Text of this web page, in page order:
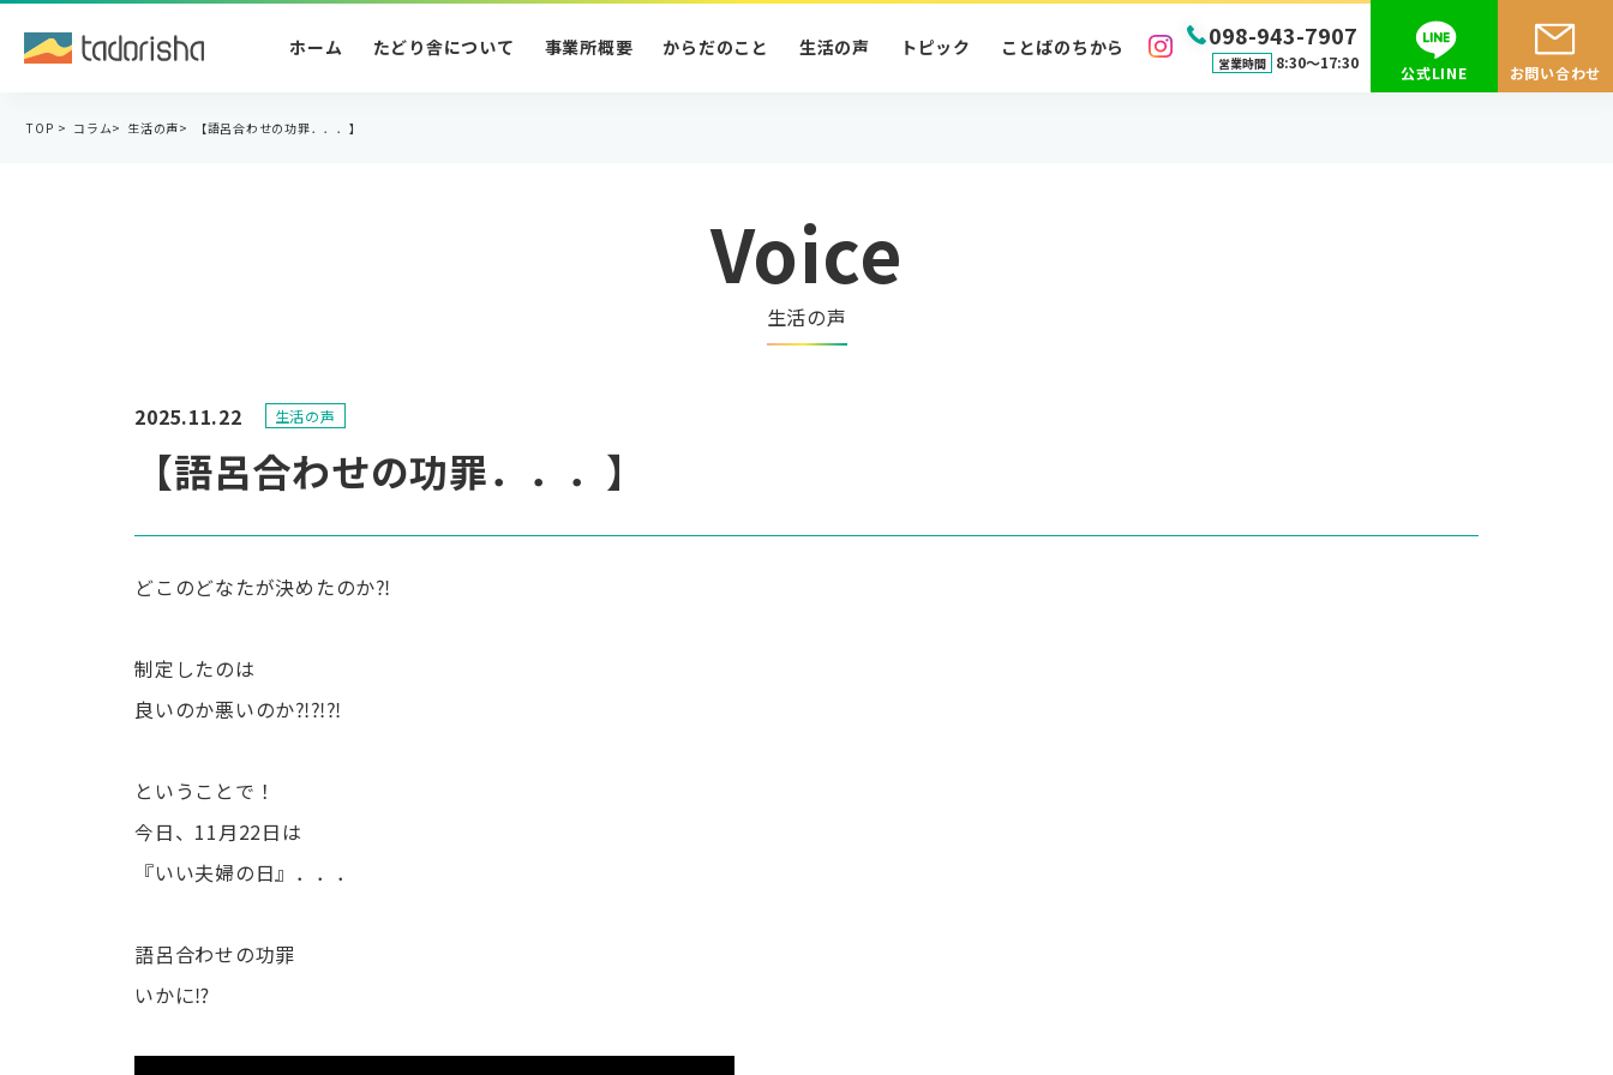
098-943-7907
営業時間 8:30〜17:30
ホーム たどり舎について 事業所概要 からだのこと 生活の声 トピック ことばのちから
公式LINE お問い合わせ
TOP > コラム> 生活の声> 【語呂合わせの功罪．．．】
Voice
生活の声
【語呂合わせの功罪．．．】
2025.11.22 生活の声
どこのどなたが決めたのか⁈
制定したのは
良いのか悪いのか⁈⁈⁈
ということで！
今日、11月22日は
『いい夫婦の日』．．．
語呂合わせの功罪
いかに⁉︎